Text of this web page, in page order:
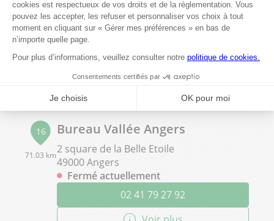
67.22 km55, avenue Yitzhak Rabin
85000 La Roche sur Yon
Fermé actuellement
02 51 36 37 00
Voir plus
16
71.03 km
Bureau Vallée Angers
2 square de la Belle Etoile
49000 Angers
Fermé actuellement
02 41 79 27 92